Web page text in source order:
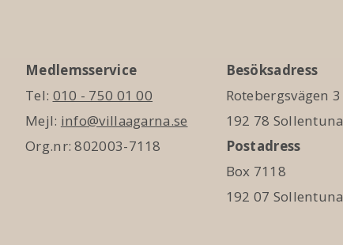
Medlemsservice
Tel: 010 - 750 01 00
Mejl: info@villaagarna.se
Org.nr: 802003-7118
Besöksadress
Rotebergsvägen 3
192 78 Sollentuna
Postadress
Box 7118
192 07 Sollentuna